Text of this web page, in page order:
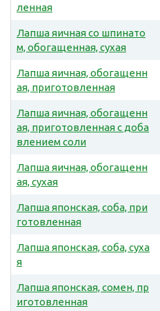
ленная
Лапша яичная со шпинато
м, обогащенная, сухая
Лапша яичная, обогащенн
ая, приготовленная
Лапша яичная, обогащенн
ая, приготовленная с доба
влением соли
Лапша яичная, обогащенн
ая, сухая
Лапша японская, соба, при
готовленная
Лапша японская, соба, суха
я
Лапша японская, сомен, пр
иготовленная